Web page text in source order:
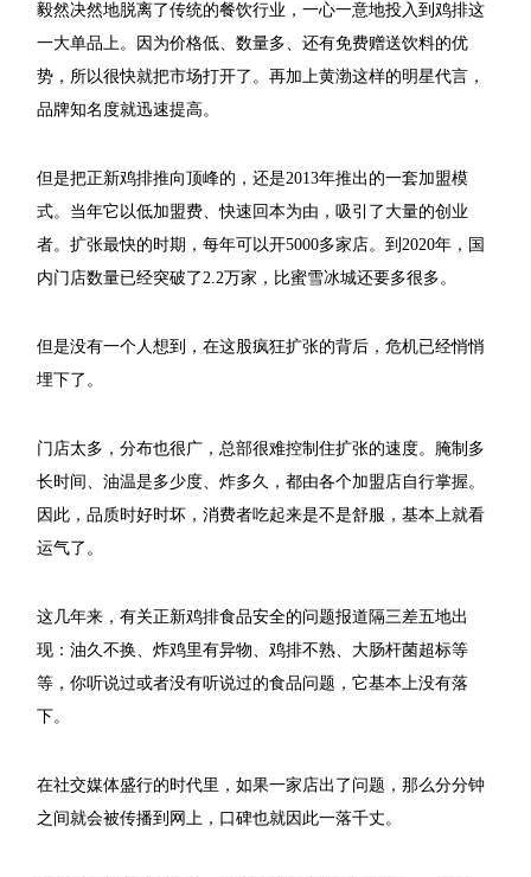
毅然决然地脱离了传统的餐饮行业，一心一意地投入到鸡排这
一大单品上。因为价格低、数量多、还有免费赠送饮料的优
势，所以很快就把市场打开了。再加上黄渤这样的明星代言，
品牌知名度就迅速提高。
但是把正新鸡排推向顶峰的，还是2013年推出的一套加盟模
式。当年它以低加盟费、快速回本为由，吸引了大量的创业
者。扩张最快的时期，每年可以开5000多家店。到2020年，国
内门店数量已经突破了2.2万家，比蜜雪冰城还要多很多。
但是没有一个人想到，在这股疯狂扩张的背后，危机已经悄悄
埋下了。
门店太多，分布也很广，总部很难控制住扩张的速度。腌制多
长时间、油温是多少度、炸多久，都由各个加盟店自行掌握。
因此，品质时好时坏，消费者吃起来是不是舒服，基本上就看
运气了。
这几年来，有关正新鸡排食品安全的问题报道隔三差五地出
现：油久不换、炸鸡里有异物、鸡排不熟、大肠杆菌超标等
等，你听说过或者没有听说过的食品问题，它基本上没有落
下。
在社交媒体盛行的时代里，如果一家店出了问题，那么分分钟
之间就会被传播到网上，口碑也就因此一落千丈。